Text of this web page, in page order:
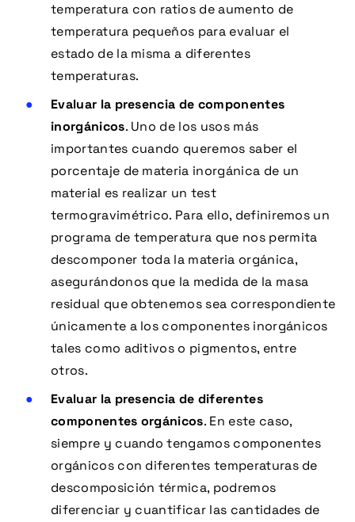
temperatura con ratios de aumento de
temperatura pequeños para evaluar el
estado de la misma a diferentes
temperaturas.
Evaluar la presencia de componentes
inorgánicos. Uno de los usos más
importantes cuando queremos saber el
porcentaje de materia inorgánica de un
material es realizar un test
termogravimétrico. Para ello, definiremos un
programa de temperatura que nos permita
descomponer toda la materia orgánica,
asegurándonos que la medida de la masa
residual que obtenemos sea correspondiente
únicamente a los componentes inorgánicos
tales como aditivos o pigmentos, entre
otros.
Evaluar la presencia de diferentes
componentes orgánicos. En este caso,
siempre y cuando tengamos componentes
orgánicos con diferentes temperaturas de
descomposición térmica, podremos
diferenciar y cuantificar las cantidades de